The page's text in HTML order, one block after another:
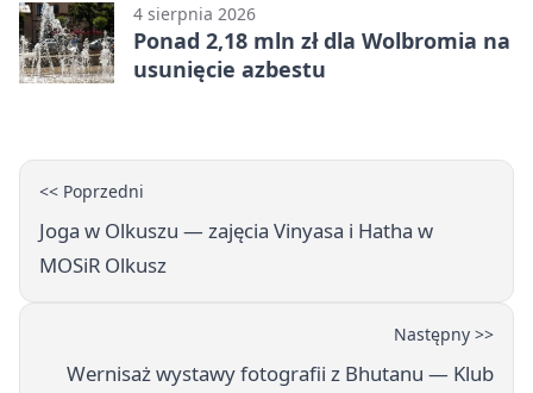
4 sierpnia 2026
Ponad 2,18 mln zł dla Wolbromia na
usunięcie azbestu
<< Poprzedni
Joga w Olkuszu — zajęcia Vinyasa i Hatha w
MOSiR Olkusz
Następny >>
Wernisaż wystawy fotografii z Bhutanu — Klub